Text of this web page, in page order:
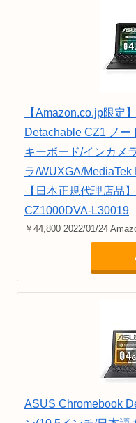
【Amazon.co.jp限定
Detachable CZ1 ノー
キーボード/インカメ
ラ/WUXGA/
【日本正規代理店品
CZ1000DVA-L30019
￥44,800 2022/01/24
ASUS Chromebook